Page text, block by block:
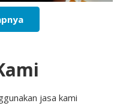
jasa kami